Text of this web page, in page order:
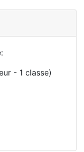
:
- 1 classe)